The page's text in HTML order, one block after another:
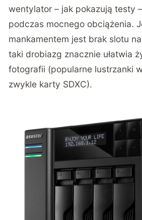
wentylator – jak pokazują testy
podczas mocnego obciążenia.
mankamentem jest brak slotu
taki drobiazg znacznie ułatwia
fotografii (popularne lustrzanki
zwykle karty SDXC).